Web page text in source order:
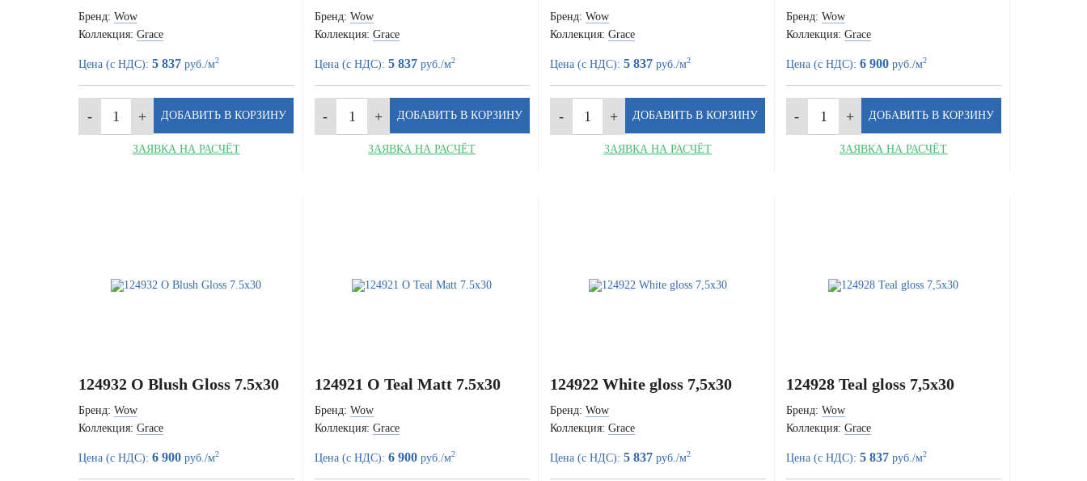
Бренд: Wow
Коллекция: Grace
Цена (с НДС): 5 837 руб./м2
ЗАЯВКА НА РАСЧЁТ
Бренд: Wow
Коллекция: Grace
Цена (с НДС): 5 837руб./м2
ЗАЯВКА НА РАСЧЁТ
Бренд: Wow
Коллекция: Grace
Цена (с НДС): 5 837 руб./м2
ЗАЯВКА НА РАСЧЁТ
Бренд: Wow
Коллекция: Grace
Цена (с НДС): 6 900руб./м2
ЗАЯВКА НА РАСЧЁТ
124932 O Blush Gloss 7.5x30
Бренд: Wow
Коллекция: Grace
Цена (с НДС): 6 900 руб./м2
124921 O Teal Matt 7.5x30
Бренд: Wow
Коллекция: Grace
Цена (с НДС): 6 900руб./м2
124922 White gloss 7,5x30
Бренд: Wow
Коллекция: Grace
Цена (с НДС): 5 837 руб./м2
124928 Teal gloss 7,5x30
Бренд: Wow
Коллекция: Grace
Цена (с НДС): 5 837руб./м2